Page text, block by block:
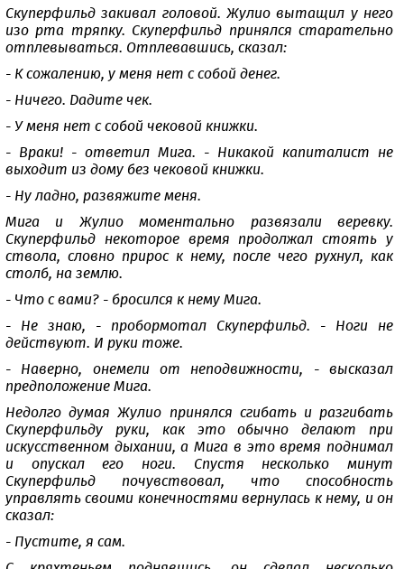
Скуперфильд закивал головой. Жулио вытащил у него
изо рта тряпку. Скуперфильд принялся старательно
отплевываться. Отплевавшись, сказал:
- К сожалению, у меня нет с собой денег.
- Ничего. Дадите чек.
- У меня нет с собой чековой книжки.
- Враки! - ответил Мига. - Никакой капиталист не
выходит из дому без чековой книжки.
- Ну ладно, развяжите меня.
Мига и Жулио моментально развязали веревку.
Скуперфильд некоторое время продолжал стоять у
ствола, словно прирос к нему, после чего рухнул, как
столб, на землю.
- Что с вами? - бросился к нему Мига.
- Не знаю, - пробормотал Скуперфильд. - Ноги не
действуют. И руки тоже.
- Наверно, онемели от неподвижности, - высказал
предположение Мига.
Недолго думая Жулио принялся сгибать и разгибать
Скуперфильду руки, как это обычно делают при
искусственном дыхании, а Мига в это время поднимал
и опускал его ноги. Спустя несколько минут
Скуперфильд почувствовал, что способность
управлять своими конечностями вернулась к нему, и он
сказал:
- Пустите, я сам.